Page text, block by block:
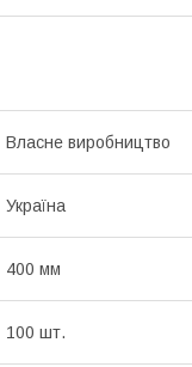
Власне виробництво
Україна
400 мм
100 шт.